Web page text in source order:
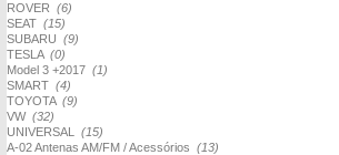
ROVER (6)
SEAT (15)
SUBARU (9)
TESLA (0)
Model 3 +2017 (1)
SMART (4)
TOYOTA (9)
VW (32)
UNIVERSAL (15)
A-02 Antenas AM/FM / Acessórios (13)